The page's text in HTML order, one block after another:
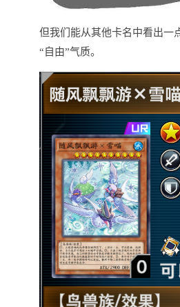
但我们能从其他卡名中看出
“自由”气质。